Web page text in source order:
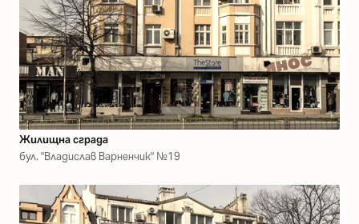
Жилищна сграда
бул. "Владислав Варненчик" №19